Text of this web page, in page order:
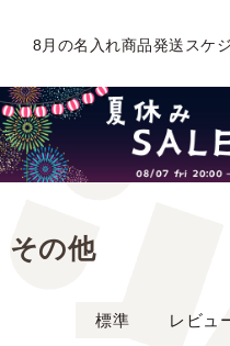
8月の名入れ商品発送スケ
その他
標準 レビュ